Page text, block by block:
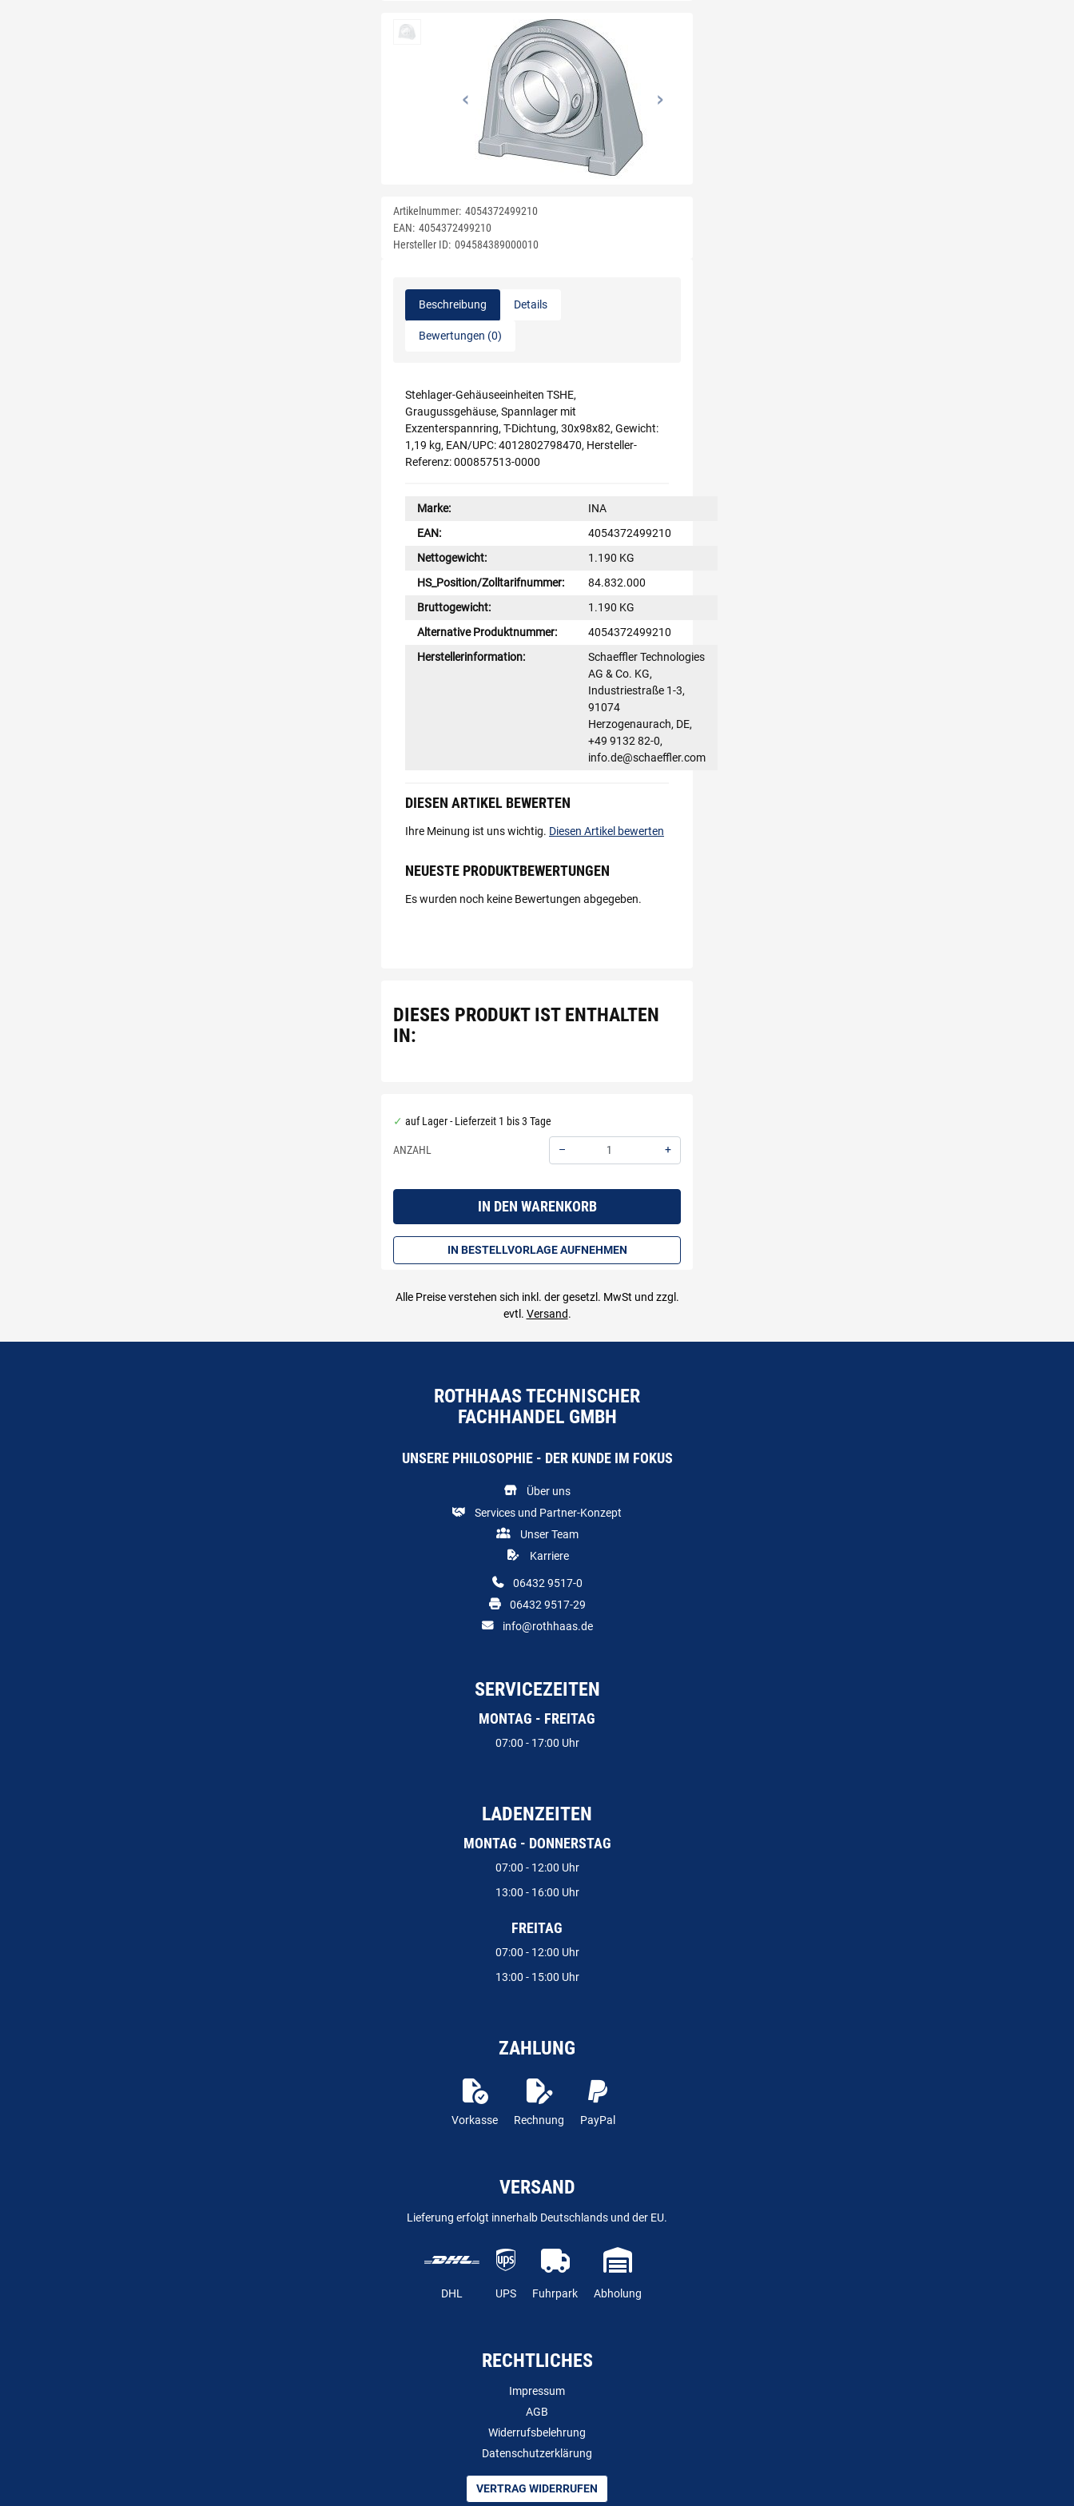
Artikelnummer: 4054372499210
EAN: 4054372499210
Hersteller ID: 094584389000010
Beschreibung Details
Bewertungen (0)
Stehlager-Gehäuseeinheiten TSHE,
Graugussgehäuse, Spannlager mit
Exzenterspannring, T-Dichtung, 30x98x82, Gewicht:
1,19 kg, EAN/UPC: 4012802798470, Hersteller-
Referenz: 000857513-0000
Marke:
INA
EAN:
4054372499210
Nettogewicht:
1.190 KG
HS_Position/Zolltarifnummer:
84.832.000
Bruttogewicht:
1.190 KG
Alternative Produktnummer:
4054372499210
Herstellerinformation:
Schaeffler Technologies
AG & Co. KG,
Industriestraße 1-3,
91074
Herzogenaurach, DE,
+49 9132 82-0,
info.de@schaeffler.com
DIESEN ARTIKEL BEWERTEN
Ihre Meinung ist uns wichtig. Diesen Artikel bewerten
NEUESTE PRODUKTBEWERTUNGEN
Es wurden noch keine Bewertungen abgegeben.
DIESES PRODUKT IST ENTHALTEN
IN:
auf Lager - Lieferzeit 1 bis 3 Tage
ANZAHL –
+
IN DEN WARENKORB
IN BESTELLVORLAGE AUFNEHMEN
Alle Preise verstehen sich inkl. der gesetzl. MwSt und zzgl.
evtl. Versand.
ROTHHAAS TECHNISCHER
FACHHANDEL GMBH
UNSERE PHILOSOPHIE - DER KUNDE IM FOKUS
Über uns
Services und Partner-Konzept
Unser Team
Karriere
06432 9517-0
06432 9517-29
info@rothhaas.de
SERVICEZEITEN
MONTAG - FREITAG
07:00 - 17:00 Uhr
LADENZEITEN
MONTAG - DONNERSTAG
07:00 - 12:00 Uhr
13:00 - 16:00 Uhr
FREITAG
07:00 - 12:00 Uhr
13:00 - 15:00 Uhr
ZAHLUNG
Vorkasse Rechnung PayPal
VERSAND
Lieferung erfolgt innerhalb Deutschlands und der EU.
DHL UPS Fuhrpark Abholung
RECHTLICHES
Impressum
AGB
Widerrufsbelehrung
Datenschutzerklärung
VERTRAG WIDERRUFEN